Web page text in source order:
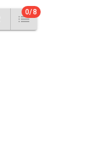
0/8